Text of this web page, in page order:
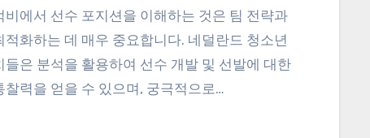
적화하는 데 매우 중요합니다. 네덜란드 청소년
들은 분석을 활용하여 선수 개발 및 선발에 대한
찰력을 얻을 수 있으며, 궁극적으로…